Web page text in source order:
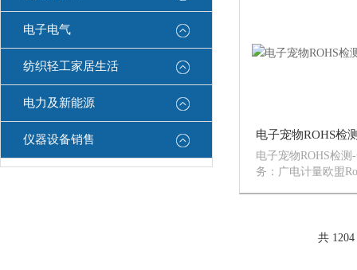
电子电气
纺织轻工家居生活
电力及新能源
仪器设备销售
电子宠物ROHS检
务：广电计量欧盟
应商管控培训咨询
共